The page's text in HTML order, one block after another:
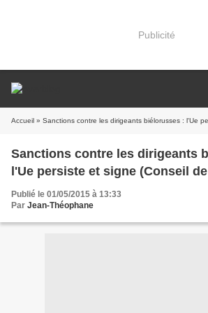
Publicité
Accueil » Sanctions contre les dirigeants biélorusses : l'Ue
Sanctions contre les dirigeants
l'Ue persiste et signe (Conseil
Publié le 01/05/2015 à 13:33
Par Jean-Théophane